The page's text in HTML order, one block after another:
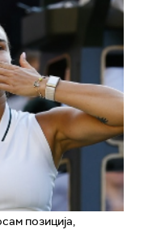
позиција,